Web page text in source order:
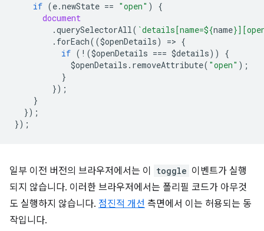
if (e.newState == "open" )
{
document
.querySelectorAll( `details[name=${name}
. forEach(($openDetails) => {
if ( ! ($openDetails === $details))
{
$openDetails . removeAttribute( "open" );
}
});
}
});
});
일부 이전 버전의 브라우저에서는 이 toggle 이벤트가 실행
되지 않습니다. 이러한 브라우저에서는 폴리필 코드가 아무것
도 실행하지 않습니다. 점진적 개선 측면에서 이는 허용되는 동
작입니다.